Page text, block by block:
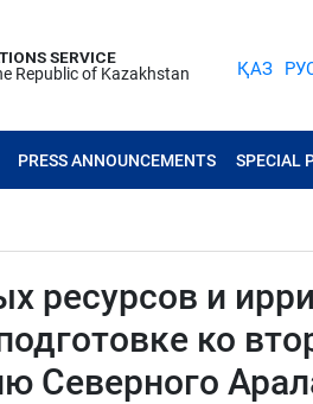
SERVICE
Republic of Kazakhstan
ҚАЗ
PRESS ANNOUNCEMENTS SPECIAL
ресурсов и
ко
Северного